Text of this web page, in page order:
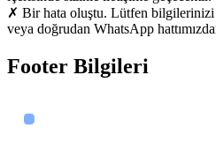
✗ Bir hata oluştu. Lütfen
veya doğrudan WhatsApp
Footer Bilgileri